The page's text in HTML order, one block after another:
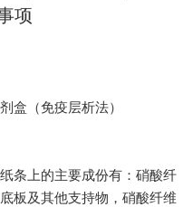
项
盒（免疫层析法）
条上的主要成份有：硝酸纤
板及其他支持物，硝酸纤维